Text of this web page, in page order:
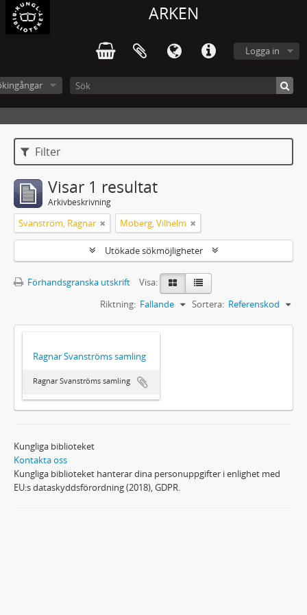
ARKEN
Logga in
Filter
Visar 1 resultat
Arkivbeskrivning
Svanström, Ragnar Moberg, Vilhelm
Utökade sökmöjligheter
Förhandsgranska utskrift
Visa:
Sortera: Referenskod
Riktning: Fallande
Ragnar Svanströms samling
Ragnar Svanströms samling
Kungliga biblioteket
Kontakta oss
Kungliga biblioteket hanterar dina personuppgifter i enlighet med
EU:s dataskyddsförordning (2018), GDPR.